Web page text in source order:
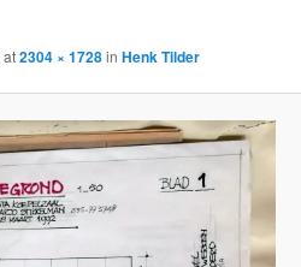
at2304 × 1728inHenk Tilder